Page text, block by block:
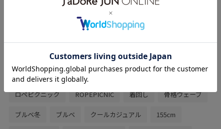
ショルダー紐がついており2wayシルエッ
トで使えるバッグ。
柔らかい素材なのでドロスト部分も扱いや
オンオフ兼用で使えるサイズ感です。
関連タグ
ロペピクニック ROPÉPICNIC 着回し 骨格ウェーブ
ブルベ冬 ブルベ クールカジュアル 155cm